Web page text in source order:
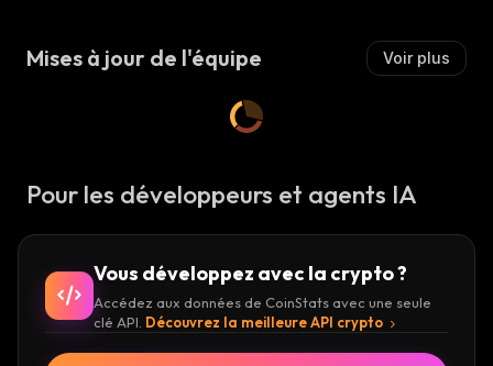
Mises à jour de l'équipe Voir plus
Pour les développeurs et agents IA
Vous développez avec la crypto ?
Accédez aux données de CoinStats avec une seule
clé API. Découvrez la meilleure API crypto